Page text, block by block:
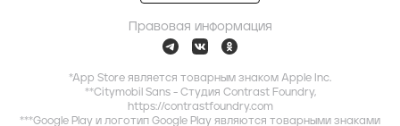
Правовая информация
*App Store является товарным знаком Apple Inc.
**Citymobil Sans - Студия Contrast Foundry,
https://contrastfoundry.com
***Google Play и логотип Google Play являются товарными знаками